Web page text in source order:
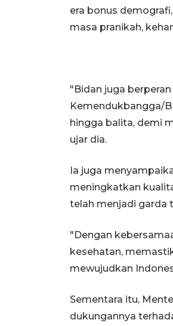
era bonus
masa pranikah,
"Bidan juga
Kemendukbangga/
hingga balita, demi
ujar dia.
Ia juga
meningkatkan
telah menjadi garda
"Dengan
kesehatan,
mewujudkan
Sementara itu,
dukungannya